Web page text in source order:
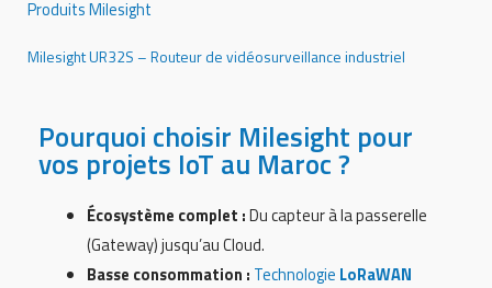
Produits Milesight
Milesight UR32S – Routeur de vidéosurveillance industriel
Pourquoi choisir Milesight pour
vos projets IoT au Maroc ?
Écosystème complet :Du capteur à la passerelle
(Gateway) jusqu’au Cloud.
Basse consommation : Technologie LoRaWAN